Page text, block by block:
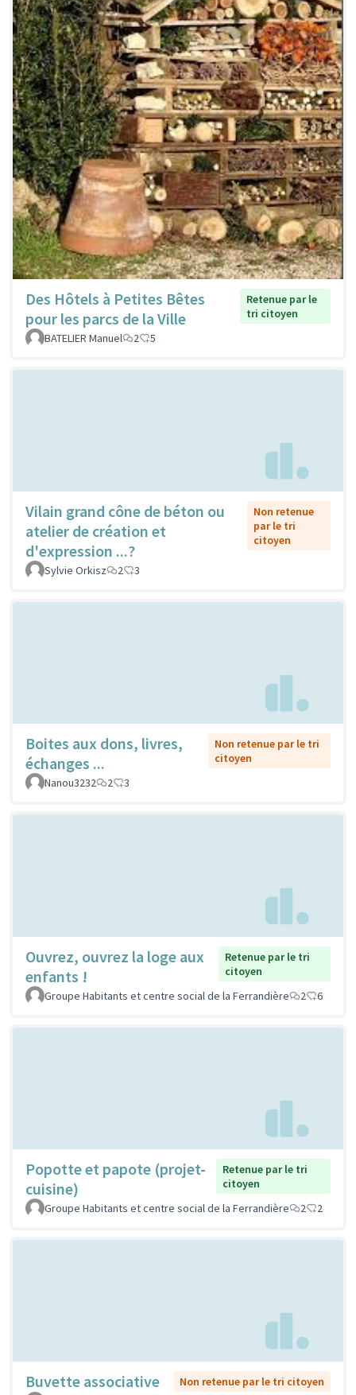
Des Hôtels à Petites Bêtes
pour les parcs de la Ville
Retenue par le
tri citoyen
BATELIER Manuel
2 5
Vilain grand cône de béton ou
atelier de création et
d'expression ...?
Non retenue
par le tri
citoyen
Sylvie Orkisz 2 3
Boites aux dons, livres,
échanges ...
Non retenue par le tri
citoyen
Nanou3232
2 3
Ouvrez, ouvrez la loge aux
enfants !
Retenue par le tri
citoyen
Groupe Habitants et centre social de la Ferrandière
2 6
Popotte et papote (projet-
cuisine)
Retenue par le tri
citoyen
Groupe Habitants et centre social de la Ferrandière
2 2
Buvette associative
Non retenue par le tri citoyen